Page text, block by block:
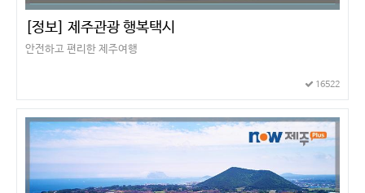
[정보] 제주관광 행복택시
안전하고 편리한 제주여행
16522